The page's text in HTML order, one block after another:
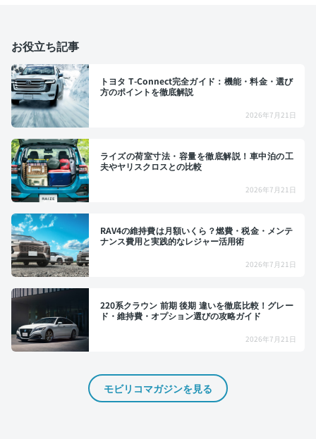
お役立ち記事
トヨタ T-Connect完全ガイド：機能・料金・選び
方のポイントを徹底解説
2026年7月21日
ライズの荷室寸法・容量を徹底解説！車中泊の工
夫やヤリスクロスとの比較
2026年7月21日
RAV4の維持費は月額いくら？燃費・税金・メンテ
ナンス費用と実践的なレジャー活用術
2026年7月21日
220系クラウン 前期 後期 違いを徹底比較！グレー
ド・維持費・オプション選びの攻略ガイド
2026年7月21日
モビリコマガジンを見る